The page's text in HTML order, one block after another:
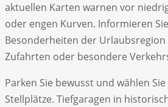
aktuellen Karten warnen vor
oder engen Kurven. Informieren
Besonderheiten der
Zufahrten oder besondere
Parken Sie bewusst und wählen
Stellplätze. Tiefgaragen in